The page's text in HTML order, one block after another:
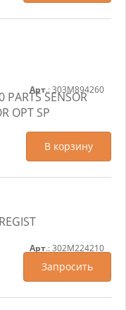
SENSOR
OPT SP
Арт.: 303M894260
В корзину
Арт.: 302M224210
Запросить